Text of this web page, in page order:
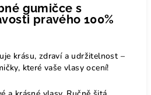
gumičce s
pravého 100%
krásu, zdraví a udržitelnost –
které vaše vlasy ocení!